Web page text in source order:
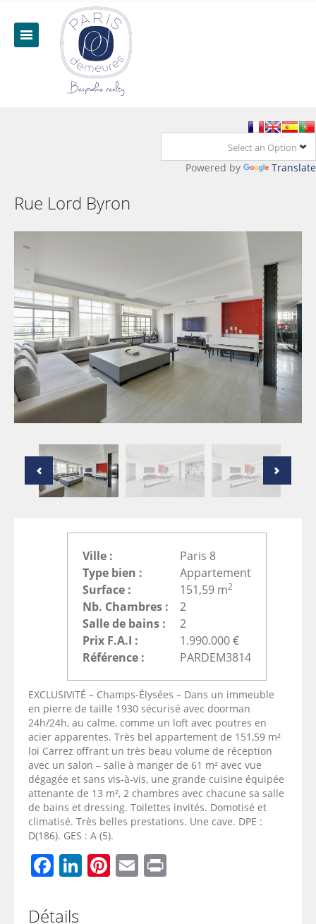
Select an Option
Powered by Translate
Rue Lord Byron
Ville :
Paris 8
Type bien :
Appartement
Surface :
151,59 m2
Nb. Chambres :
2
Salle de bains :
2
Prix F.A.I :
1.990.000 €
Référence :
PARDEM3814
EXCLUSIVITÉ – Champs-Élysées – Dans un immeuble
en pierre de taille 1930 sécurisé avec doorman
24h/24h, au calme, comme un loft avec poutres en
acier apparentes. Très bel appartement de 151,59 m²
loi Carrez offrant un très beau volume de réception
avec un salon – salle à manger de 61 m² avec vue
dégagée et sans vis-à-vis, une grande cuisine équipée
attenante de 13 m², 2 chambres avec chacune sa salle
de bains et dressing. Toilettes invités. Domotisé et
climatisé. Très belles prestations. Une cave. DPE :
D(186). GES : A (5).
Facebook
LinkedIn
Pinterest
Email
Détails